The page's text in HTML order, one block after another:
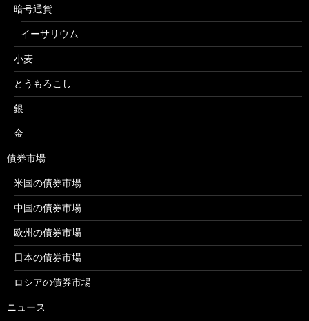
暗号通貨
イーサリウム
小麦
とうもろこし
銀
金
債券市場
米国の債券市場
中国の債券市場
欧州の債券市場
日本の債券市場
ロシアの債券市場
ニュース